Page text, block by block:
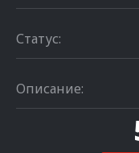
Статус:
Описание: